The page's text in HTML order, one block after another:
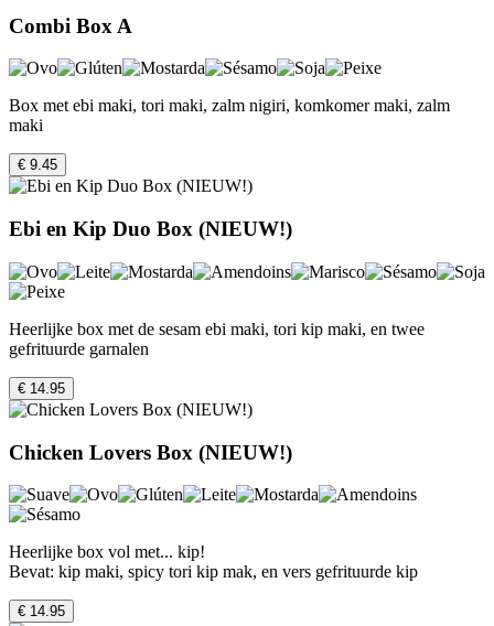
Combi Box A
Box met ebi maki, tori maki, zalm nigiri, komkomer maki, zalm
maki
€ 9.45
Ebi en Kip Duo Box (NIEUW!)
Heerlijke box met de sesam ebi maki, tori kip maki, en twee
gefrituurde garnalen
€ 14.95
Chicken Lovers Box (NIEUW!)
Heerlijke box vol met... kip!
Bevat: kip maki, spicy tori kip mak, en vers gefrituurde kip
€ 14.95